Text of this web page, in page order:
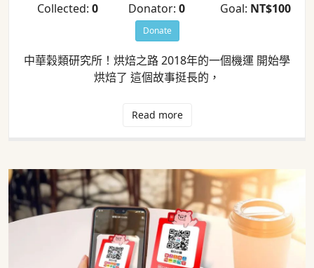
公司訊息 - 即日起本工作坊開放跨電支
付
Collected: 0 Donator:0 Goal: NT$100
Donate
中華穀類研究所！烘焙之路 2018年的一個機運 開始學
烘焙了 這個故事挺長的，
Read more